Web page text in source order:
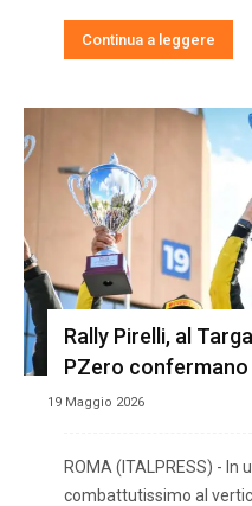
Continua a leggere
Rally Pirelli, al
PZero confermano
19 Maggio 2026
ROMA (ITALPRESS) - In
combattutissimo al